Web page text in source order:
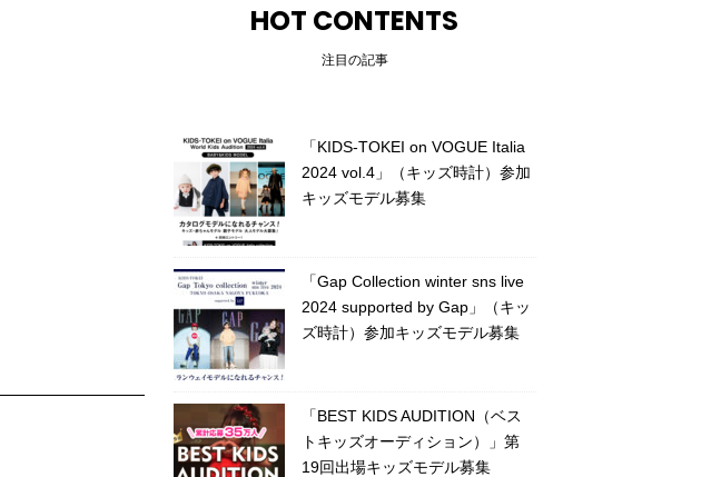
HOT CONTENTS
注目の記事
「KIDS-TOKEI on VOGUE Italia
2024 vol.4」（キッズ時計）参加
キッズモデル募集
「Gap Collection winter sns live
2024 supported by Gap」（キッ
ズ時計）参加キッズモデル募集
「BEST KIDS AUDITION（ベス
トキッズオーディション）」第
19回出場キッズモデル募集